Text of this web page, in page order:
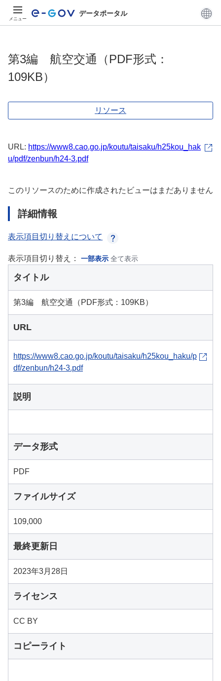
メニュー
データポータル
第3編 航空交通（PDF形式：
109KB）
リソース
URL: https://www8.cao.go.jp/koutu/taisaku/h25kou_hak
u/pdf/zenbun/h24-3.pdf
このリソースのために作成されたビューはまだありません
詳細情報
表示項目切り替えについて
表示項目切り替え： 一部表示 全て表示
タイトル
第3編 航空交通（PDF形式：109KB）
URL
https://www8.cao.go.jp/koutu/taisaku/h25kou_haku/p
df/zenbun/h24-3.pdf
説明
データ形式
PDF
ファイルサイズ
109,000
最終更新日
2023年3月28日
ライセンス
CC BY
コピーライト